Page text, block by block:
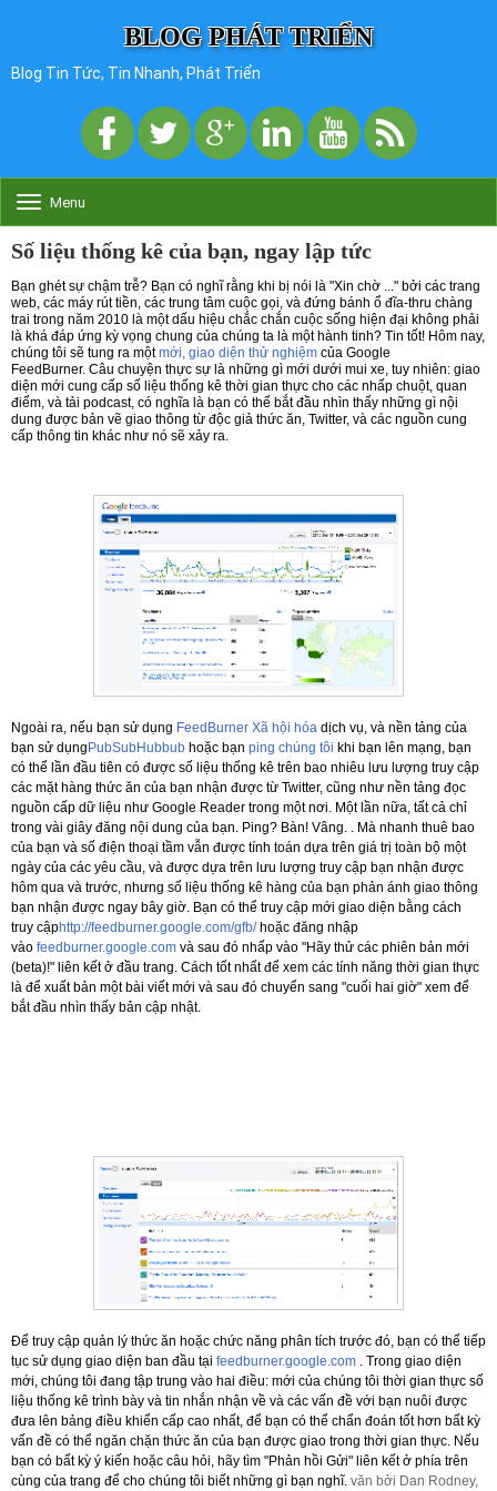
BLOG PHÁT TRIỂN
Blog Tin Tức, Tin Nhanh, Phát Triển
o
g
l
e
n
a
v
g
a
Menu
Số liệu thống kê của bạn, ngay lập tức
Bạn ghét sự chậm trễ? Bạn có nghĩ rằng khi bị nói là "Xin chờ ..." bởi các trang
web, các máy rút tiền, các trung tâm cuộc gọi, và đứng bánh ổ đĩa-thru chàng
trai trong năm 2010 là một dấu hiệu chắc chắn cuộc sống hiện đại không phải
là khá đáp ứng kỳ vọng chung của chúng ta là một hành tinh? Tin tốt! Hôm nay,
chúng tôi sẽ tung ra mộtmới, giao diện thử nghiệm của Google
FeedBurner. Câu chuyện thực sự là những gì mới dưới mui xe, tuy nhiên: giao
diện mới cung cấp số liệu thống kê thời gian thực cho các nhấp chuột, quan
điểm, và tải podcast, có nghĩa là bạn có thể bắt đầu nhìn thấy những gì nội
dung được bản vẽ giao thông từ độc giả thức ăn, Twitter, và các nguồn cung
cấp thông tin khác như nó sẽ xảy ra.
Ngoài ra, nếu bạn sử dụng FeedBurner Xã hội hóa dịch vụ, và nền tảng của
bạn sử dụngPubSubHubbub hoặc bạn ping chúng tôi khi bạn lên mạng, bạn
có thể lần đầu tiên có được số liệu thống kê trên bao nhiêu lưu lượng truy cập
các mặt hàng thức ăn của bạn nhận được từ Twitter, cũng như nền tảng đọc
nguồn cấp dữ liệu như Google Reader trong một nơi. Một lần nữa, tất cả chỉ
trong vài giây đăng nội dung của bạn. Ping? Bàn! Vâng. . Mà nhanh thuê bao
của bạn và số điện thoại tầm vẫn được tính toán dựa trên giá trị toàn bộ một
ngày của các yêu cầu, và được dựa trên lưu lượng truy cập bạn nhận được
hôm qua và trước, nhưng số liệu thống kê hàng của bạn phản ánh giao thông
bạn nhận được ngay bây giờ. Bạn có thể truy cập mới giao diện bằng cách
truy cậphttp://feedburner.google.com/gfb/hoặc đăng nhập
vào feedburner.google.com và sau đó nhấp vào "Hãy thử các phiên bản mới
(beta)!" liên kết ở đầu trang. Cách tốt nhất để xem các tính năng thời gian thực
là để xuất bản một bài viết mới và sau đó chuyển sang "cuối hai giờ" xem để
bắt đầu nhìn thấy bản cập nhật.
Để truy cập quản lý thức ăn hoặc chức năng phân tích trước đó, bạn có thể tiếp
tục sử dụng giao diện ban đầu tại feedburner.google.com . Trong giao diện
mới, chúng tôi đang tập trung vào hai điều: mới của chúng tôi thời gian thực số
liệu thống kê trình bày và tin nhắn nhận về và các vấn đề với bạn nuôi được
đưa lên bảng điều khiển cấp cao nhất, để bạn có thể chẩn đoán tốt hơn bất kỳ
vấn đề có thể ngăn chặn thức ăn của bạn được giao trong thời gian thực. Nếu
bạn có bất kỳ ý kiến hoặc câu hỏi, hãy tìm "Phản hồi Gửi" liên kết ở phía trên
cùng của trang để cho chúng tôi biết những gì bạn nghĩ. văn bởi Dan Rodney,